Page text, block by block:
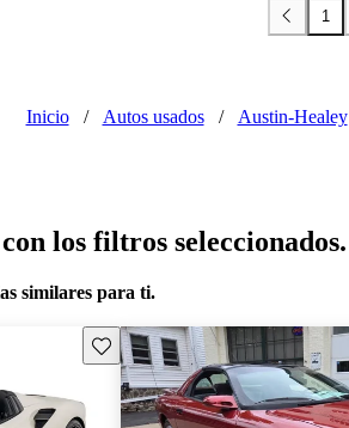
1
Inicio / Autos usados / Austin-Healey
los filtros seleccionados.
similares para ti.
Guarda este Aviso